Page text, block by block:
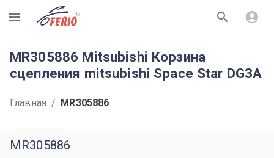
R
MR305886 Mitsubishi Корзина
сцепления mitsubishi Space Star DG3A
Главная / MR305886
MR305886